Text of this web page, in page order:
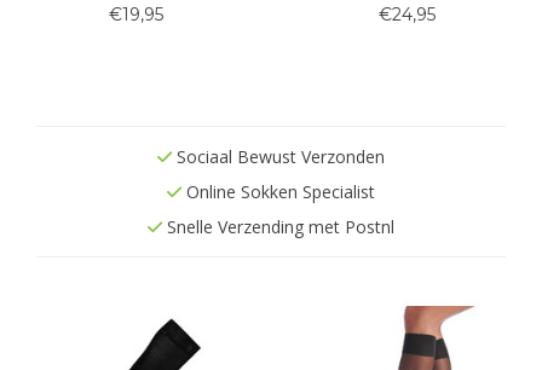
€19,95 €24,95
Sociaal Bewust Verzonden
Online Sokken Specialist
Snelle Verzending met Postnl